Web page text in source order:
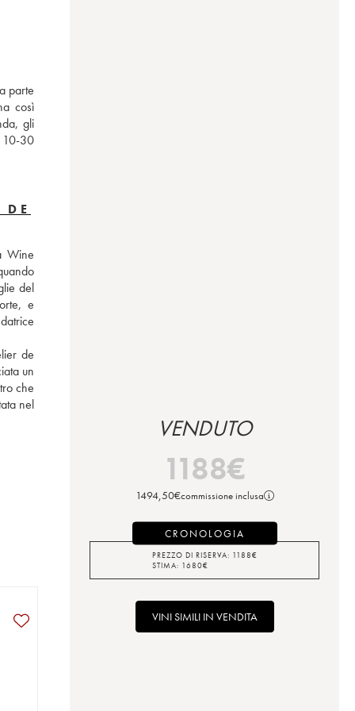
parte
così
gli
10-30
Wine
del
e
de
un
che
nel
VENDUTO
1188€
1494,50€commissione inclusa
CRONOLOGIA
PREZZO DI RISERVA: 1188€
STIMA: 1680€
VINI SIMILI IN VENDITA